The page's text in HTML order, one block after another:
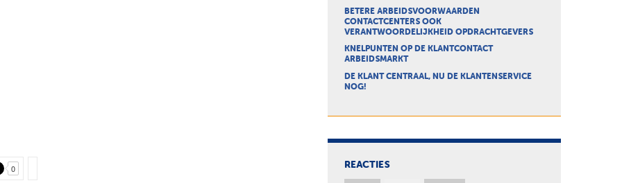
0
BETERE ARBEIDSVOORWAARDEN
CONTACTCENTERS OOK
VERANTWOORDELIJKHEID OPDRACHTGEVERS
KNELPUNTEN OP DE KLANTCONTACT
ARBEIDSMARKT
DE KLANT CENTRAAL, NU DE KLANTENSERVICE
NOG!
REACTIES